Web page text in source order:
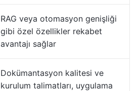
RAG veya otomasyon genişliği
gibi özel özellikler rekabet
avantajı sağlar
Dokümantasyon kalitesi ve
kurulum talimatları, uygulama